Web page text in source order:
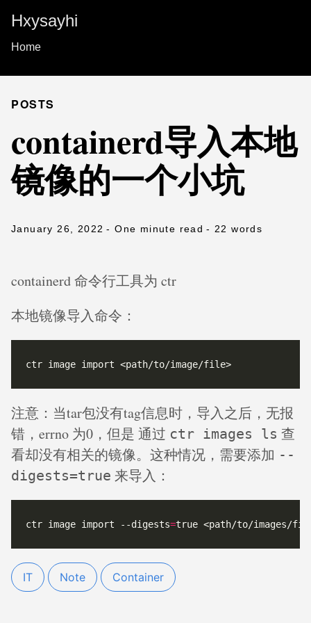
Hxysayhi
Home
POSTS
containerd导入本地
镜像的一个小坑
January 26, 2022 - One minute read - 22 words
containerd 命令行工具为 ctr
本地镜像导入命令：
注意：当tar包没有tag信息时，导入之后，无报
错，errno 为0，但是 通过 ctr images ls 查
看却没有相关的镜像。这种情况，需要添加 --
digests=true 来导入：
ctr image import --digests=
IT Note Container